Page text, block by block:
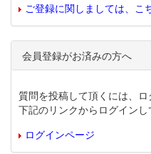
ご登録に関しましては、こ
会員登録がお済みの方へ
質問を投稿して頂くには、ロ
下記のリンクからログインし
ログインページ